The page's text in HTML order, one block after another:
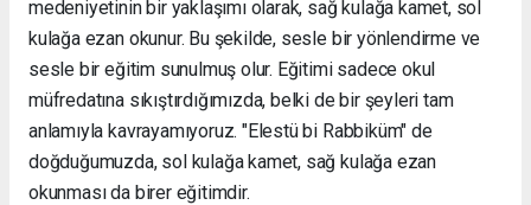
medeniyetinin bir yaklaşımı olarak, sağ kulağa kamet, sol
kulağa ezan okunur. Bu şekilde, sesle bir yönlendirme ve
sesle bir eğitim sunulmuş olur. Eğitimi sadece okul
müfredatına sıkıştırdığımızda, belki de bir şeyleri tam
anlamıyla kavrayamıyoruz. "Elestü bi Rabbiküm" de
doğduğumuzda, sol kulağa kamet, sağ kulağa ezan
okunması da birer eğitimdir.